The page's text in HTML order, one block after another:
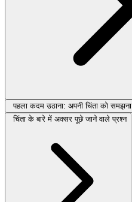
पहला कदम उठाना: अपनी चिंता को समझना
चिंता के बारे में अक्सर पूछे जाने वाले प्रश्न